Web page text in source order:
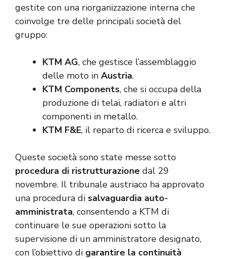
gestite con una riorganizzazione interna che
coinvolge tre delle principali società del
gruppo:
KTM AG, che gestisce l’assemblaggio
delle moto in Austria.
KTM Components, che si occupa della
produzione di telai, radiatori e altri
componenti in metallo.
KTM F&E, il reparto di ricerca e sviluppo.
Queste società sono state messe sotto
procedura di ristrutturazione dal 29
novembre. Il tribunale austriaco ha approvato
una procedura di salvaguardia auto-
amministrata, consentendo a KTM di
continuare le sue operazioni sotto la
supervisione di un amministratore designato,
con l’obiettivo di garantire la continuità